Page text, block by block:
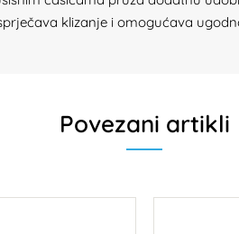
klizanje i omogućava
Povezani artikli